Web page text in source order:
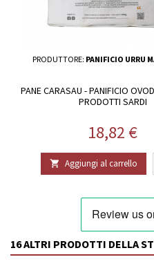
PRODUTTORE: PANIFICIO URRU
PANE CARASAU - PANIFICIO
PRODOTTI SARDI
Prezzo
18,82 €
 Aggiungi al carrello
16 ALTRI PRODOTTI DELLA